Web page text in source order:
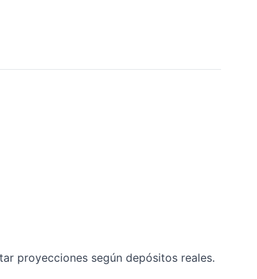
proyecciones según depósitos reales.